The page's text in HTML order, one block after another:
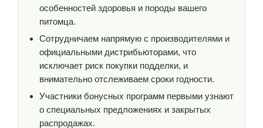
особенностей здоровья и породы вашего
питомца.
Сотрудничаем напрямую с производителями и
официальными дистрибьюторами, что
исключает риск покупки подделки, и
внимательно отслеживаем сроки годности.
Участники бонусных программ первыми узнают
о специальных предложениях и закрытых
распродажах.